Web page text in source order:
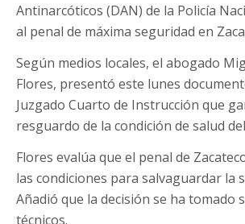
Antinarcóticos (DAN) de la Policía
al penal de máxima seguridad en
Según medios locales, el abogado
Flores, presentó este lunes
Juzgado Cuarto de Instrucción que
resguardo de la condición de salud
Flores evalúa que el penal de
las condiciones para salvaguardar la
Añadió que la decisión se ha tomado
técnicos.